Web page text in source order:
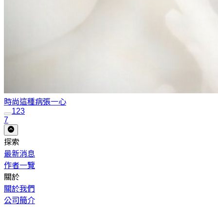
時尚這種病張一心
123
7
探索
最新消息
作者一覽
關於
關於我們
公司簡介